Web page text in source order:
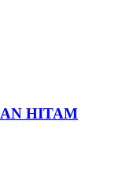
HITAM